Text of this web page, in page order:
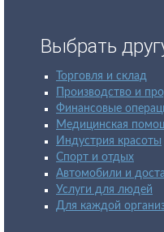
Выбрать
Торговля и склад
Производство и
Финансовые
Медицинская
Индустрия красоты
Спорт и отдых
Автомобили и
Услуги для людей
Для каждой